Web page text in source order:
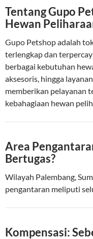
Tentang Gupo
Hewan
Gupo Petshop adalah
terlengkap dan
berbagai kebutuhan
aksesoris, hingga
memberikan pelayanan
kebahagiaan hewan
Area
Bertugas?
Wilayah Palembang,
pengantaran meliputi
Kompensasi: